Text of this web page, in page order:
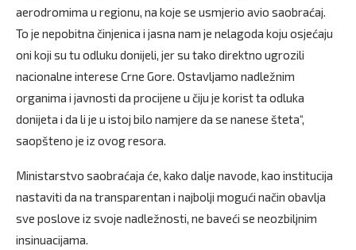
aerodromima u regionu, na koje se usmjerio avio saobraćaj.
To je nepobitna činjenica i jasna nam je nelagoda koju osjećaju
oni koji su tu odluku donijeli, jer su tako direktno ugrozili
nacionalne interese Crne Gore. Ostavljamo nadležnim
organima i javnosti da procijene u čiju je korist ta odluka
donijeta i da li je u istoj bilo namjere da se nanese šteta“,
saopšteno je iz ovog resora.
Ministarstvo saobraćaja će, kako dalje navode, kao institucija
nastaviti da na transparentan i najbolji mogući način obavlja
sve poslove iz svoje nadležnosti, ne baveći se neozbiljnim
insinuacijama.